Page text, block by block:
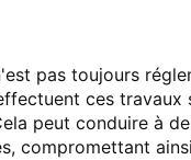
pas toujours
ces travaux
peut conduire à
compromettant